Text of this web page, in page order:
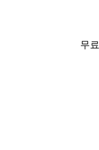
무료